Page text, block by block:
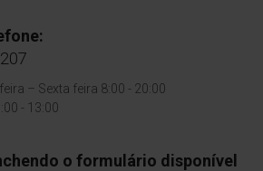
– Sexta feira 8:00 - 20:00
- 13:00
o formulário disponível